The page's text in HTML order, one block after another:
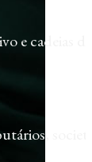
e cadeias